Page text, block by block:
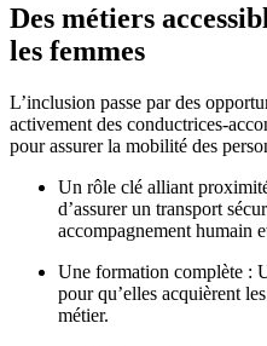
Des métiers
les femmes
L’inclusion passe par des
activement des conductrices-
pour assurer la mobilité des
Un rôle clé alliant
d’assurer un transport
accompagnement humain
Une formation complète :
pour qu’elles acquièrent
métier.